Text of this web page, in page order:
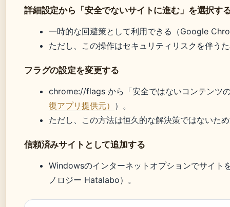
詳細設定から「安全でないサイトに進む」を選択す
一時的な回避策として利用できる（Google
ただし、この操作はセキュリティリスクを伴う
フラグの設定を変更する
chrome://flags から「安全ではないコンテンツ
復アプリ提供元） ）。
ただし、この方法は恒久的な解決策ではないた
信頼済みサイトとして追加する
Windowsのインターネットオプションでサイト
ノロジー Hatalabo）。